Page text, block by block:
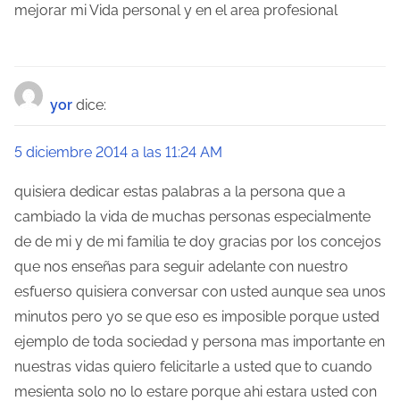
n
e
n
t
r
a
d
a
s
mejorar mi Vida personal y en el area profesional
yor dice:
5 diciembre 2014 a las 11:24 AM
quisiera dedicar estas palabras a la persona que a
cambiado la vida de muchas personas especialmente
de de mi y de mi familia te doy gracias por los concejos
que nos enseñas para seguir adelante con nuestro
esfuerso quisiera conversar con usted aunque sea unos
minutos pero yo se que eso es imposible porque usted
ejemplo de toda sociedad y persona mas importante en
nuestras vidas quiero felicitarle a usted que to cuando
mesienta solo no lo estare porque ahi estara usted con